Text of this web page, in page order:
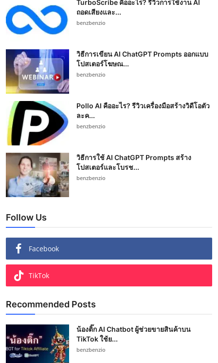
TurboScribe คืออะไร? รีวิวการใช้งาน AI
ถอดเสียงและ...
benzbenzio
วิธีการเขียน AI ChatGPT Prompts ออกแบบ
โปสเตอร์โฆษณ...
benzbenzio
Pollo AI คืออะไร? รีวิวเครื่องมือสร้างวิดีโอตัว
ละค...
benzbenzio
วิธีการใช้ AI ChatGPT Prompts สร้าง
โปสเตอร์และโบรช...
benzbenzio
Follow Us
Facebook
TikTok
Recommended Posts
น้องติ๊ก AI Chatbot ผู้ช่วยขายสินค้าบน
TikTok ใช้ย...
benzbenzio